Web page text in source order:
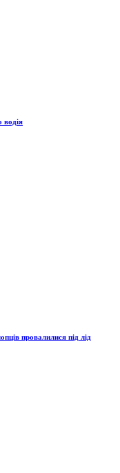
водія
провалилися під лід